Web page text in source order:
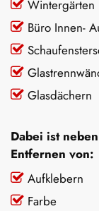
Wintergärten
Büro Innen-
Glasdächern
Dabei ist
Entfernen von:
Aufklebern
Farbe